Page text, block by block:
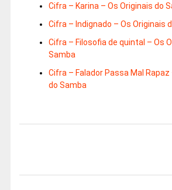
Cifra – Karina – Os Originais do
Cifra – Indignado – Os Originais
Cifra – Filosofia de quintal – Os
Samba
Cifra – Falador Passa Mal Rapaz
do Samba